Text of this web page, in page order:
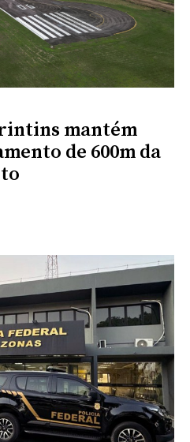
mantém
de 600m da